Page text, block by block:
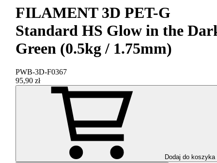
FILAMENT 3D PET-G
Standard HS Glow in the
Green (0.5kg / 1.75mm)
PWB-3D-F0367
95,90 zł
Dodaj do koszyka